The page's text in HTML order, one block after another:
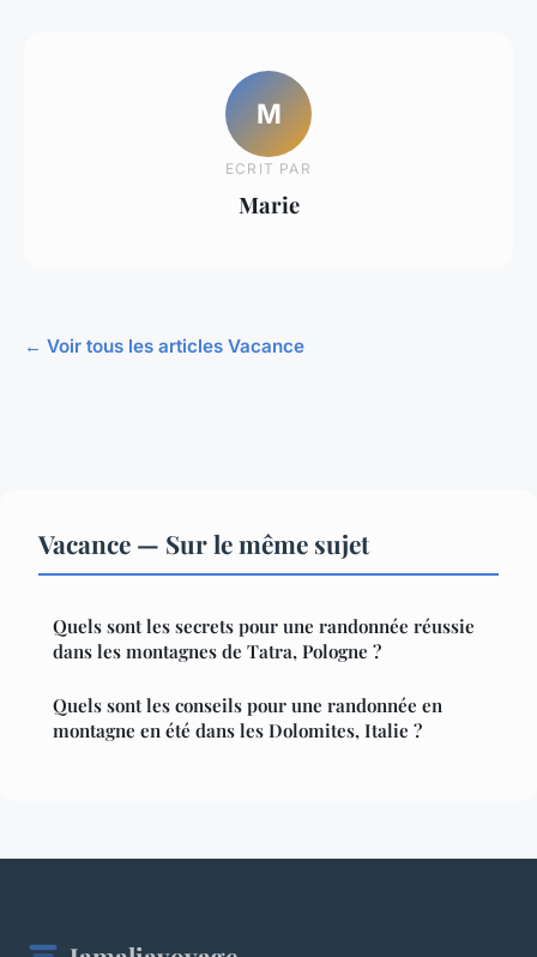
M
ECRIT PAR
Marie
← Voir tous les articles Vacance
Vacance — Sur le même sujet
Quels sont les secrets pour une randonnée réussie
dans les montagnes de Tatra, Pologne ?
Quels sont les conseils pour une randonnée en
montagne en été dans les Dolomites, Italie ?